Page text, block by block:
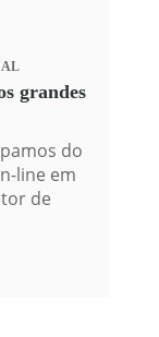
grandes
do
line em
de